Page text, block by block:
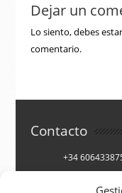
Dejar un
Lo siento, debes estar
comentario.
Contacto
+34
Cartagena,